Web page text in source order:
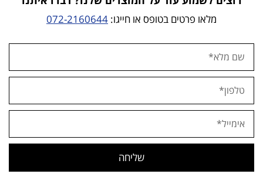
מלאו פרטים בטופס או חייגו: 072-2160644
שליחה